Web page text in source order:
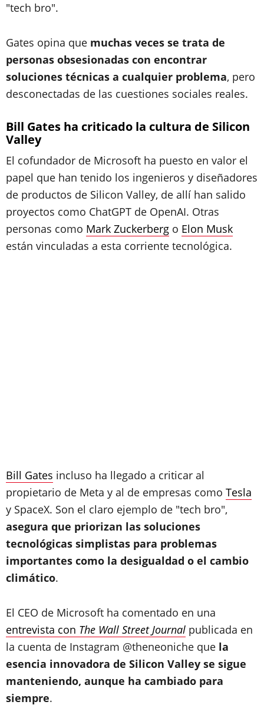
"tech bro".
Gates opina que muchas veces se trata de
personas obsesionadas con encontrar
soluciones técnicas a cualquier problema, pero
desconectadas de las cuestiones sociales reales.
Bill Gates ha criticado la cultura de Silicon
Valley
El cofundador de Microsoft ha puesto en valor el
papel que han tenido los ingenieros y diseñadores
de productos de Silicon Valley, de allí han salido
proyectos como ChatGPT de OpenAI. Otras
personas como Mark Zuckerberg o Elon Musk
están vinculadas a esta corriente tecnológica.
Bill Gates incluso ha llegado a criticar al
propietario de Meta y al de empresas como Tesla
y SpaceX. Son el claro ejemplo de "tech bro",
asegura que priorizan las soluciones
tecnológicas simplistas para problemas
importantes como la desigualdad o el cambio
climático.
El CEO de Microsoft ha comentado en una
entrevista con The Wall Street Journal publicada en
la cuenta de Instagram @theneoniche que la
esencia innovadora de Silicon Valley se sigue
manteniendo, aunque ha cambiado para
siempre.